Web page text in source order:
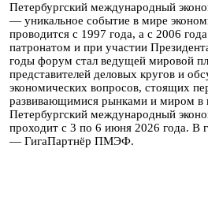
Петербургский международный
— уникальное событие в мире
проводится с 1997 года, а с 2006
патронатом и при участии
годы форум стал ведущей мировой
представителей деловых кругов и
экономических вопросов, стоящих
развивающимися рынками и миром в
Петербургский международный
проходит с 3 по 6 июня 2026 года. В
— ГигаПартнёр ПМЭФ.